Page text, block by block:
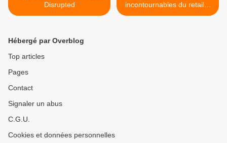
Disrupted
incontournables du retail à
Philadelphie >
Hébergé par Overblog
Top articles
Pages
Contact
Signaler un abus
C.G.U.
Cookies et données personnelles